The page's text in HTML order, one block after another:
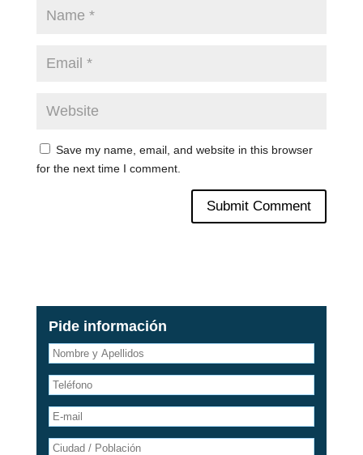
Save my name, email, and website in this browser
for the next time I comment.
Pide información